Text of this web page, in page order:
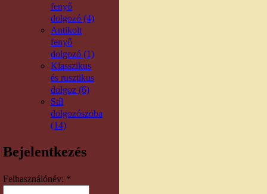
fenyő
dolgozó (4)
Antikolt
fenyő
dolgozó (1)
Klasszikus
és rusztikus
dolgoz (6)
Stíl
dolgozószoba
(14)
Bejelentkezés
Felhasználónév: *